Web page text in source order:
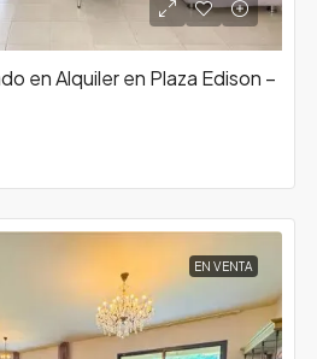
en Alquiler en Plaza Edison –
EN VENTA